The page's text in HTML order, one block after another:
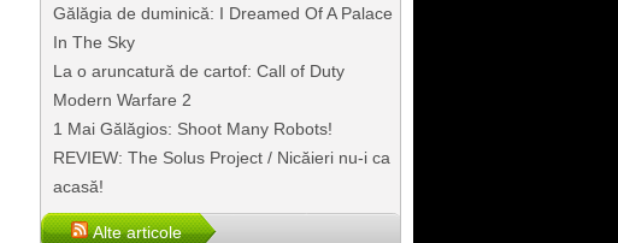
Gălăgia de duminică: I Dreamed Of A Palace
In The Sky
La o aruncatură de cartof: Call of Duty
Modern Warfare 2
1 Mai Gălăgios: Shoot Many Robots!
REVIEW: The Solus Project / Nicăieri nu-i ca
acasă!
Alte articole